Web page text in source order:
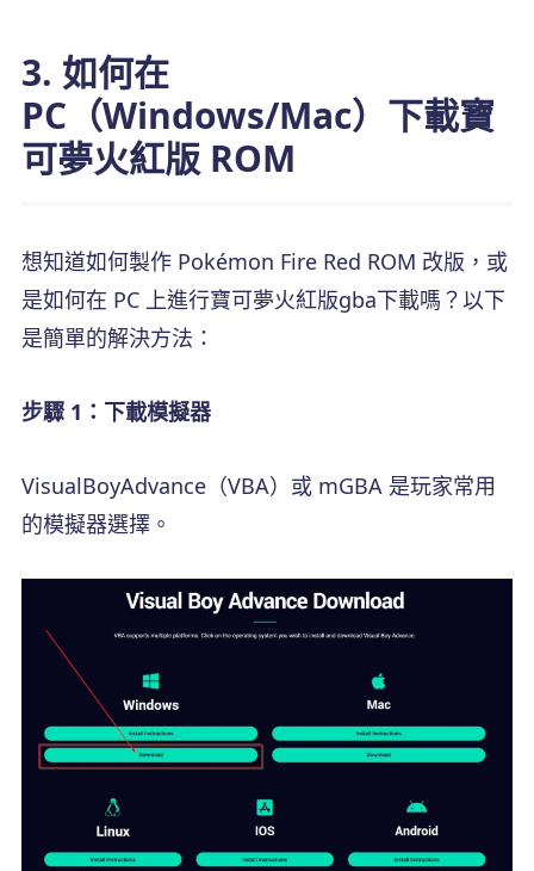
3. 如何在
PC（Windows/Mac）下載寶
可夢火紅版 ROM
想知道如何製作 Pokémon Fire Red ROM 改版，或
是如何在 PC 上進行寶可夢火紅版gba下載嗎？以下
是簡單的解決方法：
步驟 1：下載模擬器
VisualBoyAdvance（VBA）或 mGBA 是玩家常用
的模擬器選擇。